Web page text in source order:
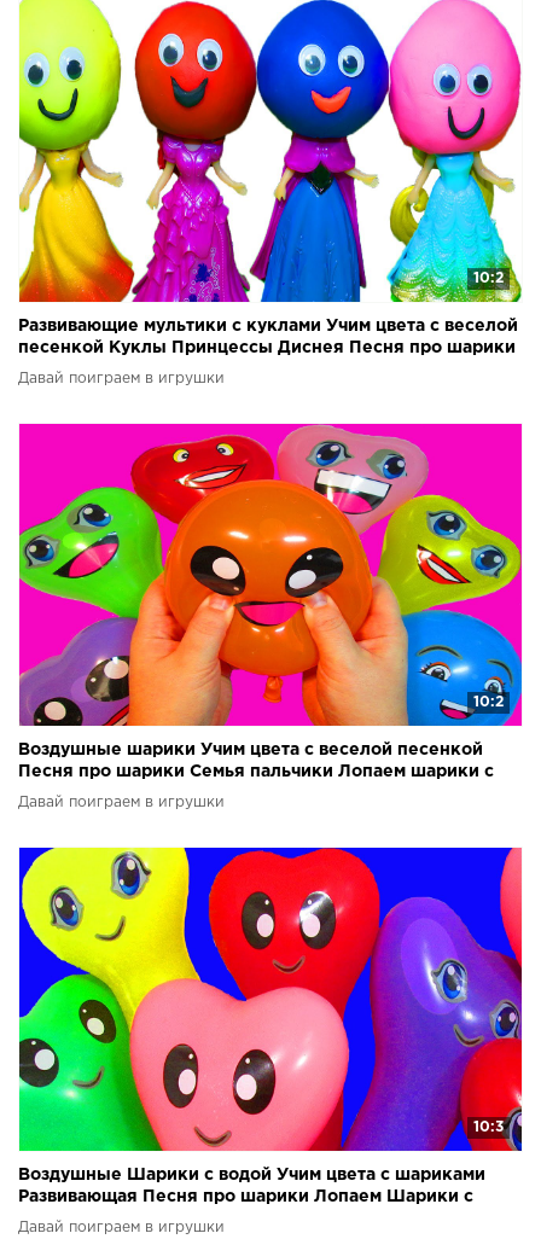
10:2
Развивающие мультики с куклами Учим цвета с веселой
песенкой Куклы Принцессы Диснея Песня про шарики
Давай поиграем в игрушки
10:2
Воздушные шарики Учим цвета с веселой песенкой
Песня про шарики Семья пальчики Лопаем шарики с
водой
Давай поиграем в игрушки
10:3
Воздушные Шарики с водой Учим цвета с шариками
Развивающая Песня про шарики Лопаем Шарики с
водой
Давай поиграем в игрушки